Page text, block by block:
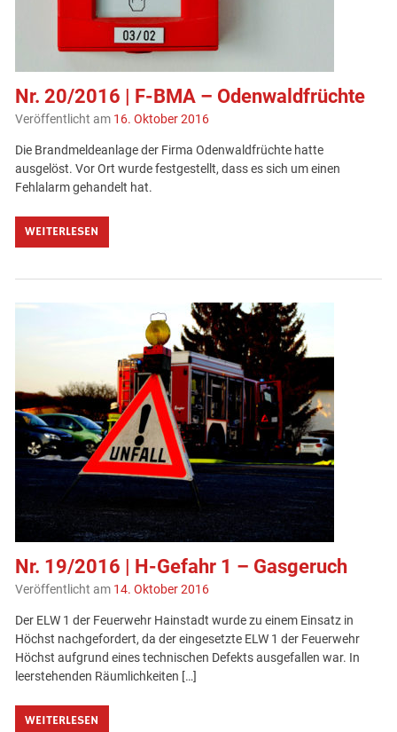
Nr. 20/2016 | F-BMA – Odenwaldfrüchte
Veröffentlicht am 16. Oktober 2016
Die Brandmeldeanlage der Firma Odenwaldfrüchte hatte
ausgelöst. Vor Ort wurde festgestellt, dass es sich um einen
Fehlalarm gehandelt hat.
WEITERLESEN
Nr. 19/2016 | H-Gefahr 1 – Gasgeruch
Veröffentlicht am 14. Oktober 2016
Der ELW 1 der Feuerwehr Hainstadt wurde zu einem Einsatz in
Höchst nachgefordert, da der eingesetzte ELW 1 der Feuerwehr
Höchst aufgrund eines technischen Defekts ausgefallen war. In
leerstehenden Räumlichkeiten […]
WEITERLESEN